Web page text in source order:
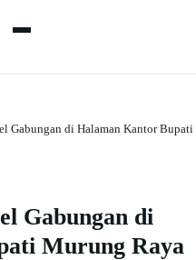
Gabungan di Halaman Kantor Bupati
Gabungan di
Murung Raya